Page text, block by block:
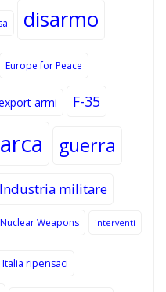
disarmo
Europe for Peace
armi F-35
guerra
Industria militare
Weapons interventi
Italia ripensaci